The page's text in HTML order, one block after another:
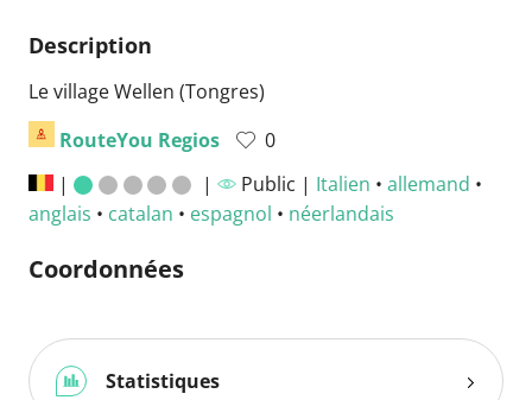
Description
Le village Wellen (Tongres)
RouteYou Regios
0
|
| Public | Italien • allemand •
anglais • catalan • espagnol • néerlandais
Coordonnées
Statistiques